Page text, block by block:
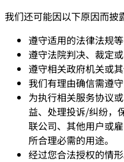
我们还可能因以下原因而披
遵守适用的法律法规等
遵守法院判决、裁定
遵守相关政府机关或
我们有理由确信需遵
为执行相关服务协议
益、处理投诉/纠纷，
联公司、其他用户或
所合理必需的用途。
经过您合法授权的情形